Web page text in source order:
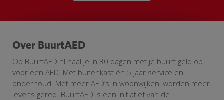
Over BuurtAED
Op BuurtAED.nl haal je in 30 dagen met je buurt geld op
voor een AED. Met buitenkast én 5 jaar service en
onderhoud. Met meer AED’s in woonwijken, worden meer
levens gered. BuurtAED is een initiatief van de